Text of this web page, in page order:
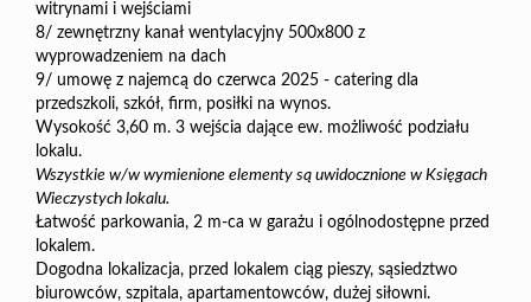
witrynami i wejściami
8/ zewnętrzny kanał wentylacyjny 500x800 z
wyprowadzeniem na dach
9/ umowę z najemcą do czerwca 2025 - catering dla
przedszkoli, szkół, firm, posiłki na wynos.
Wysokość 3,60 m. 3 wejścia dające ew. możliwość podziału
lokalu.
Wszystkie w/w wymienione elementy są uwidocznione w Księgach
Wieczystych lokalu.
Łatwość parkowania, 2 m-ca w garażu i ogólnodostępne przed
lokalem.
Dogodna lokalizacja, przed lokalem ciąg pieszy, sąsiedztwo
biurowców, szpitala, apartamentowców, dużej siłowni.